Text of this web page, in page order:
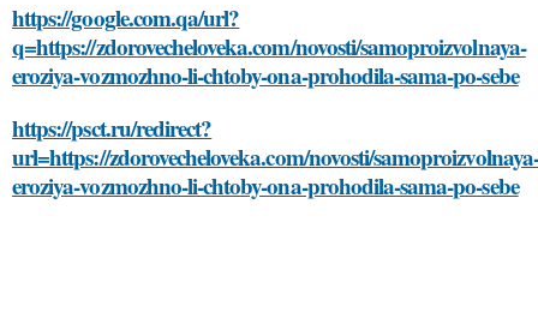
https://google.com.qa/url?
q=https://zdorovecheloveka.com/novosti/samoproizvolnaya-
eroziya-vozmozhno-li-chtoby-ona-prohodila-sama-po-sebe
https://psct.ru/redirect?
url=https://zdorovecheloveka.com/novosti/samoproizvolnaya-
eroziya-vozmozhno-li-chtoby-ona-prohodila-sama-po-sebe